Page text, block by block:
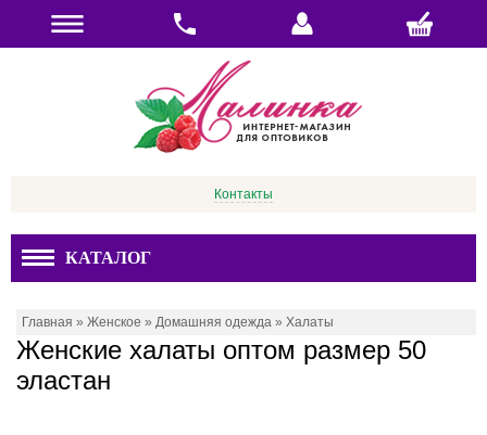
Контакты
КАТАЛОГ
Главная » Женское » Домашняя одежда » Халаты
Женские халаты оптом размер 50
эластан